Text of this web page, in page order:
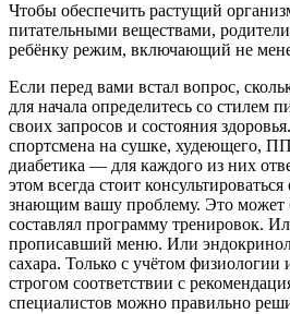
Чтобы обеспечить растущий
питательными веществами,
ребёнку режим, включающий не
Если перед вами встал вопрос,
для начала определитесь со стилем
своих запросов и состояния
спортсмена на сушке, худеющего,
диабетика — для каждого из них
этом всегда стоит
знающим вашу проблему. Это может
составлял программу тренировок.
прописавший меню. Или
сахара. Только с учётом физиологии
строгом соответствии с
специалистов можно правильно